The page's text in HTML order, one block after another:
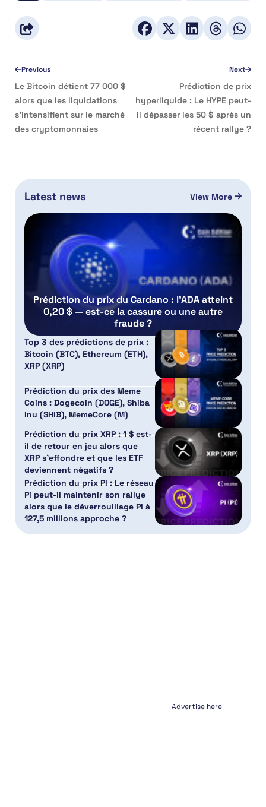
Previous
Le Bitcoin détient 77 000 $
alors que les liquidations
s’intensifient sur le marché
des cryptomonnaies
Next
Prédiction de prix
hyperliquide : Le HYPE peut-
il dépasser les 50 $ après un
récent rallye ?
Latest news View More
Prédiction du prix du Cardano : l’ADA atteint
0,20 $ — est-ce la cassure ou une autre
fraude ?
Top 3 des prédictions de prix :
Bitcoin (BTC), Ethereum (ETH),
XRP (XRP)
Prédiction du prix des Meme
Coins : Dogecoin (DOGE), Shiba
Inu (SHIB), MemeCore (M)
Prédiction du prix XRP : 1 $ est-
il de retour en jeu alors que
XRP s’effondre et que les ETF
deviennent négatifs ?
Prédiction du prix PI : Le réseau
Pi peut-il maintenir son rallye
alors que le déverrouillage PI à
127,5 millions approche ?
Advertise here